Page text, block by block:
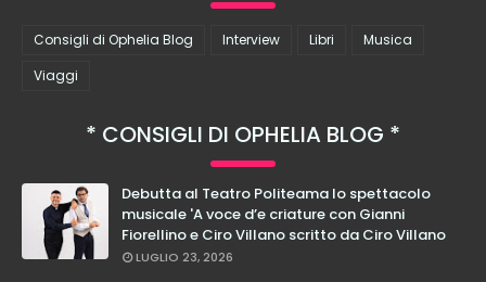
Consigli di Ophelia Blog Interview Libri
Musica
Viaggi
CONSIGLI DI OPHELIA BLOG
Debutta al Teatro Politeama lo spettacolo
musicale 'A voce d’e criature con Gianni
Fiorellino e Ciro Villano scritto da Ciro Villano
LUGLIO 23, 2026